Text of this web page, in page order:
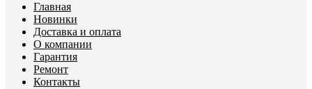
Главная
Новинки
Доставка и оплата
О компании
Гарантия
Ремонт
Контакты